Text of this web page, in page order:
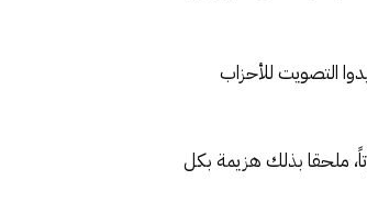
التصويت للأحزاب
الاتحاد الاشتراكي للقوات الشعبية، أمس الخميس، في الانتخابات الجزئي بجماعة الراشيدية، على 10029 صوتاً، ملحقا بذلك هزيمة بكل